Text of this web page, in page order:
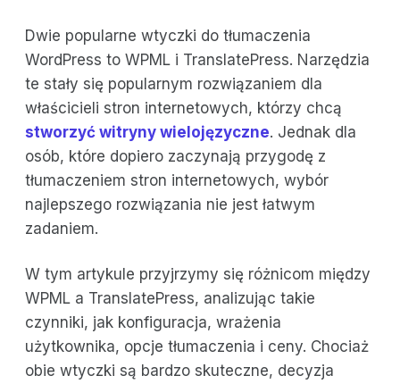
Dwie popularne wtyczki do tłumaczenia
WordPress to WPML i TranslatePress. Narzędzia
te stały się popularnym rozwiązaniem dla
właścicieli stron internetowych, którzy chcą
stworzyć witryny wielojęzyczne. Jednak dla
osób, które dopiero zaczynają przygodę z
tłumaczeniem stron internetowych, wybór
najlepszego rozwiązania nie jest łatwym
zadaniem.
W tym artykule przyjrzymy się różnicom między
WPML a TranslatePress, analizując takie
czynniki, jak konfiguracja, wrażenia
użytkownika, opcje tłumaczenia i ceny. Chociaż
obie wtyczki są bardzo skuteczne, decyzja